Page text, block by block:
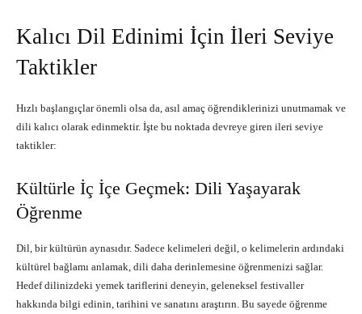
Kalıcı Dil Edinimi İçin İleri Seviye
Taktikler
Hızlı başlangıçlar önemli olsa da, asıl amaç öğrendiklerinizi unutmamak ve
dili kalıcı olarak edinmektir. İşte bu noktada devreye giren ileri seviye
taktikler:
Kültürle İç İçe Geçmek: Dili Yaşayarak
Öğrenme
Dil, bir kültürün aynasıdır. Sadece kelimeleri değil, o kelimelerin ardındaki
kültürel bağlamı anlamak, dili daha derinlemesine öğrenmenizi sağlar.
Hedef dilinizdeki yemek tariflerini deneyin, geleneksel festivaller
hakkında bilgi edinin, tarihini ve sanatını araştırın. Bu sayede öğrenme